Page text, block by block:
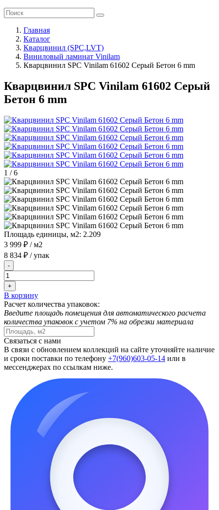
Главная
Каталог
Кварцвинил (SPC,LVT)
Виниловый ламинат Vinilam
Кварцвинил SPC Vinilam 61602 Серый Бетон 6 mm
Кварцвинил SPC Vinilam 61602 Серый
Бетон 6 mm
1 /6
Площадь единицы, м2: 2.209
3 999 ₽ / м2
8 834 ₽ / упак
-
+
В корзину
Расчет количества упаковок:
Введите площадь помещения для автоматического расчета
количества упаковок с учетом 7% на обрезки материала
Связаться с нами
В связи с обновлением коллекций на сайте уточняйте наличие
и сроки поставки по телефону +7(960)603-05-14 или в
мессенджерах по ссылкам ниже.